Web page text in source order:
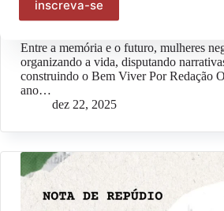
#OpiniãoOdara – Esperançar para
Mulheres negras, Reparação e Bem Viver
Entre a memória e o futuro, mulheres
organizando a vida, disputando
construindo o Bem Viver Por Redação
ano…
dez 22, 2025